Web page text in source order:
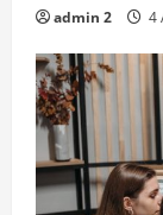
admin 2 4